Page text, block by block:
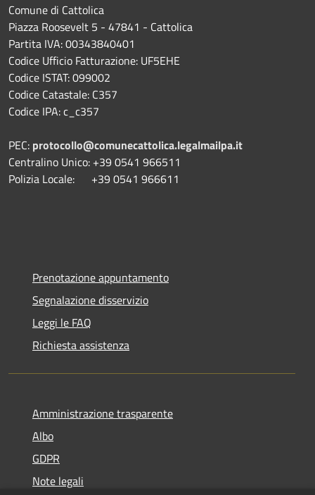
Comune di Cattolica
Piazza Roosevelt 5 - 47841 - Cattolica
Partita IVA: 00343840401
Codice Ufficio Fatturazione: UF5EHE
Codice ISTAT: 099002
Codice Catastale: C357
Codice IPA: c_c357
PEC: protocollo@comunecattolica.legalmailpa.it
Centralino Unico: +39 0541 966511
Polizia Locale: +39 0541 966611
Prenotazione appuntamento
Segnalazione disservizio
Leggi le FAQ
Richiesta assistenza
Amministrazione trasparente
Albo
GDPR
Note legali